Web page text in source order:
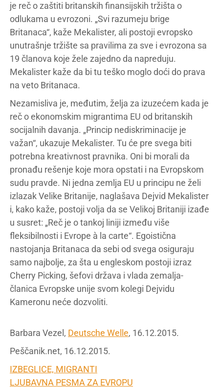
je reč o zaštiti britanskih finansijskih tržišta o
odlukama u evrozoni. „Svi razumeju brige
Britanaca“, kaže Mekalister, ali postoji evropsko
unutrašnje tržište sa pravilima za sve i evrozona sa
19 članova koje žele zajedno da napreduju.
Mekalister kaže da bi tu teško moglo doći do prava
na veto Britanaca.
Nezamisliva je, međutim, želja za izuzećem kada je
reč o ekonomskim migrantima EU od britanskih
socijalnih davanja. „Princip nediskriminacije je
važan“, ukazuje Mekalister. Tu će pre svega biti
potrebna kreativnost pravnika. Oni bi morali da
pronađu rešenje koje mora opstati i na Evropskom
sudu pravde. Ni jedna zemlja EU u principu ne želi
izlazak Velike Britanije, naglašava Dejvid Mekalister
i, kako kaže, postoji volja da se Velikoj Britaniji izađe
u susret: „Reč je o tankoj liniji između više
fleksibilnosti i Evrope à la carte“. Egoistična
nastojanja Britanaca da sebi od svega osiguraju
samo najbolje, za šta u engleskom postoji izraz
Cherry Picking, šefovi država i vlada zemalja-
članica Evropske unije svom kolegi Dejvidu
Kameronu neće dozvoliti.
Barbara Vezel, Deutsche Welle, 16.12.2015.
Peščanik.net, 16.12.2015.
IZBEGLICE, MIGRANTI
LJUBAVNA PESMA ZA EVROPU